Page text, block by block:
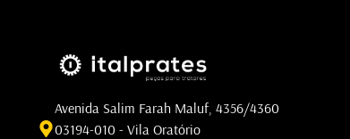
Avenida Salim Farah Maluf, 4356/4360
03194-010 - Vila Oratório